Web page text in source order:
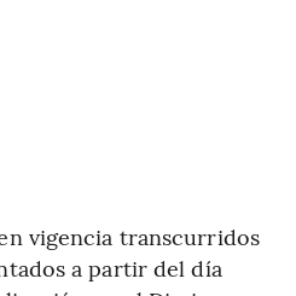
vigencia transcurridos
a partir del día